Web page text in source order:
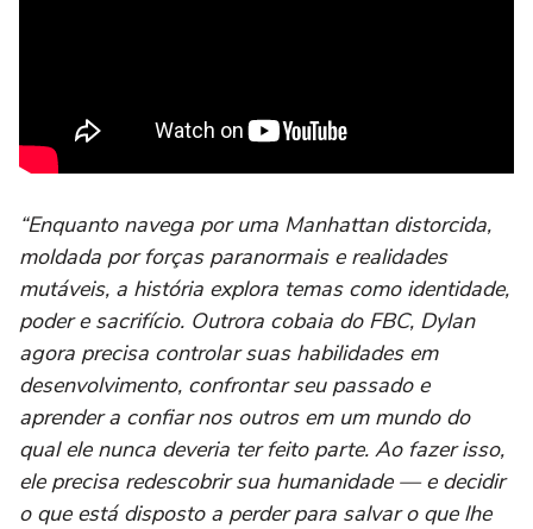
“Enquanto navega por uma Manhattan distorcida,
moldada por forças paranormais e realidades
mutáveis, a história explora temas como identidade,
poder e sacrifício. Outrora cobaia do FBC, Dylan
agora precisa controlar suas habilidades em
desenvolvimento, confrontar seu passado e
aprender a confiar nos outros em um mundo do
qual ele nunca deveria ter feito parte. Ao fazer isso,
ele precisa redescobrir sua humanidade — e decidir
o que está disposto a perder para salvar o que lhe